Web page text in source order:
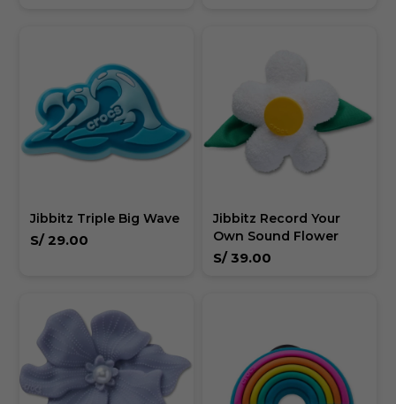
Jibbitz Triple Big Wave
S/ 29.00
Jibbitz Record Your
Own Sound Flower
S/ 39.00